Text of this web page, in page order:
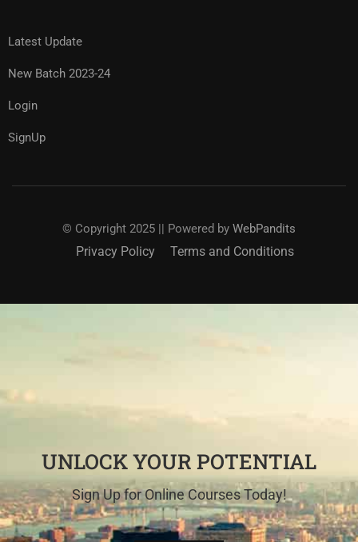
Latest Update
New Batch 2023-24
Login
SignUp
© Copyright 2025 || Powered by WebPandits
Privacy Policy Terms and Conditions
UNLOCK YOUR POTENTIAL
Sign Up for Online Courses Today!